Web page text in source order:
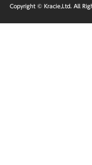
Copyright © Kracie,Ltd. All